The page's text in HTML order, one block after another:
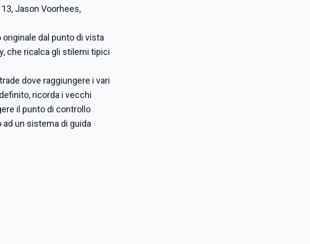
Jason Voorhees,
dal punto di vista
che ricalca gli stilemi tipici
dove raggiungere i vari
ricorda i vecchi
il punto di controllo
un sistema di guida